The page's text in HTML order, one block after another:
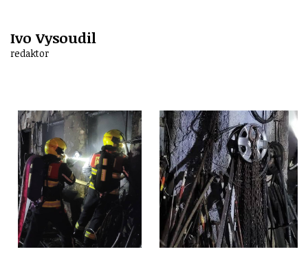
Ivo Vysoudil
redaktor